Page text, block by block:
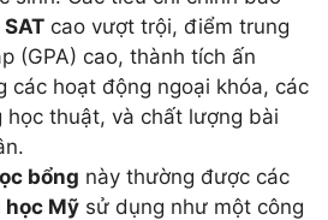
cao vượt trội, điểm trung
(GPA) cao, thành tích ấn
các hoạt động ngoại khóa, các
học thuật, và chất lượng bài
bổng này thường được các
Mỹsử dụng như một công